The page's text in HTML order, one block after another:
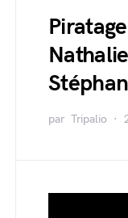
par Tripalio